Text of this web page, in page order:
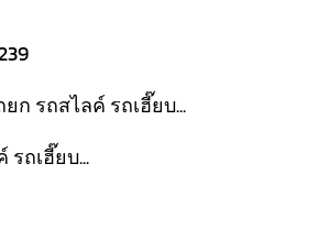
ยก รถสไลค์ รถเฮี๊ยบ...
รถเฮี๊ยบ...